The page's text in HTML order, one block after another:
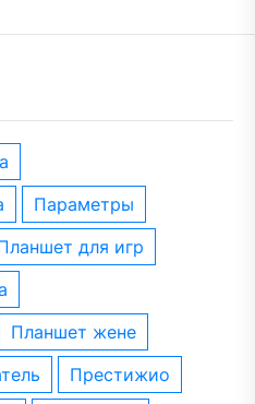
параметры
планшет для игр
планшет жене
престижио